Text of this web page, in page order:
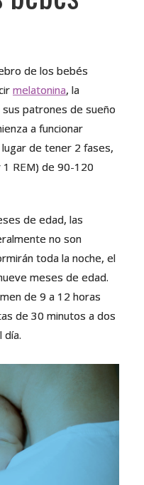
de los bebés
melatonina, la
patrones de sueño
a funcionar
de tener 2 fases,
REM) de 90-120
de edad, las
no son
toda la noche, el
meses de edad.
de 9 a 12 horas
de 30 minutos a dos
día.